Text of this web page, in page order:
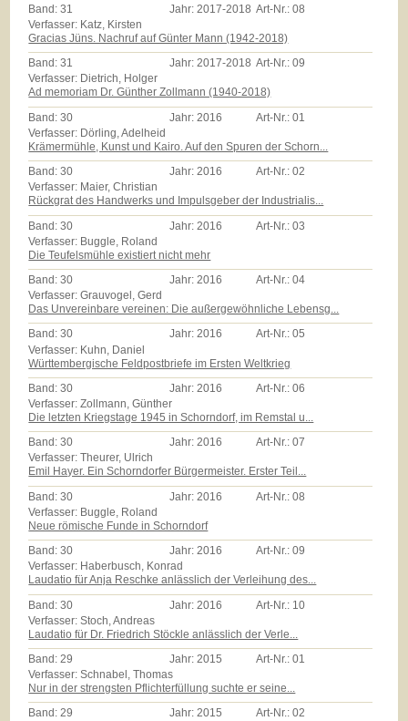
Band:31 Jahr: 2017-2018 Art-Nr.:08
Verfasser: Katz, Kirsten
Gracias Jüns. Nachruf auf Günter Mann (1942-2018)
Band:31 Jahr:2017-2018 Art-Nr.:09
Verfasser: Dietrich, Holger
Ad memoriam Dr. Günther Zollmann (1940-2018)
Band:30 Jahr: 2016 Art-Nr.:01
Verfasser: Dörling, Adelheid
Krämermühle, Kunst und Kairo. Auf den Spuren der Schorn...
Band:30 Jahr:2016 Art-Nr.:02
Verfasser: Maier, Christian
Rückgrat des Handwerks und Impulsgeber der Industrialis...
Band:30 Jahr: 2016 Art-Nr.:03
Verfasser: Buggle, Roland
Die Teufelsmühle existiert nicht mehr
Band:30 Jahr:2016 Art-Nr.:04
Verfasser: Grauvogel, Gerd
Das Unvereinbare vereinen: Die außergewöhnliche Lebensg...
Band:30 Jahr:2016 Art-Nr.:05
Verfasser: Kuhn, Daniel
Württembergische Feldpostbriefe im Ersten Weltkrieg
Band:30 Jahr:2016 Art-Nr.:06
Verfasser: Zollmann, Günther
Die letzten Kriegstage 1945 in Schorndorf, im Remstal u...
Band:30 Jahr:2016 Art-Nr.:07
Verfasser: Theurer, Ulrich
Emil Hayer. Ein Schorndorfer Bürgermeister. Erster Teil...
Band:30 Jahr: 2016 Art-Nr.:08
Verfasser: Buggle, Roland
Neue römische Funde in Schorndorf
Band:30 Jahr:2016 Art-Nr.:09
Verfasser: Haberbusch, Konrad
Laudatio für Anja Reschke anlässlich der Verleihung des...
Band:30 Jahr: 2016 Art-Nr.: 10
Verfasser: Stoch, Andreas
Laudatio für Dr. Friedrich Stöckle anlässlich der Verle...
Band:29 Jahr:2015 Art-Nr.:01
Verfasser: Schnabel, Thomas
Nur in der strengsten Pflichterfüllung suchte er seine...
Band:29 Jahr:2015 Art-Nr.:02